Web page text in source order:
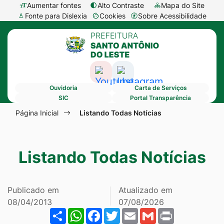
Seção
de
acessibilidade
Ir
para
o
a
busca
Aumentar fontes Alto Contraste
Mapa do Site
Fonte para Dislexia
Cookies
Abrir
preferências
de
cookies
Sobre Acessibilidade
Acessar
Rede
Acessar
Rede
Ouvidoria
Carta de Serviços
SIC
Portal Transparência
Seção
principal
Página Inicial Listando Todas Notícias
Listando Todas Notícias
Publicado em
08/04/2013
Atualizado em
07/08/2026
ShareWhatsApp
Facebook
Twitter
EmailGmail